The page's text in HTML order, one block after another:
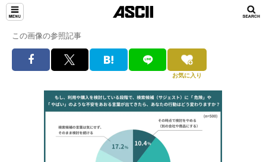
この画像の参照記事
お気に入り